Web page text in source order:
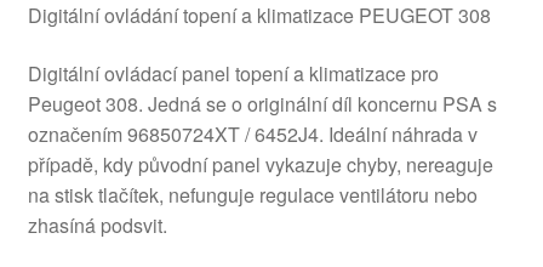
Digitální ovládání topení a klimatizace PEUGEOT 308
Digitální ovládací panel topení a klimatizace pro
Peugeot 308. Jedná se o originální díl koncernu PSA s
označením 96850724XT / 6452J4. Ideální náhrada v
případě, kdy původní panel vykazuje chyby, nereaguje
na stisk tlačítek, nefunguje regulace ventilátoru nebo
zhasíná podsvit.